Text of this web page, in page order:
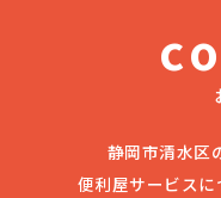
静岡市清水区
便利屋サービス